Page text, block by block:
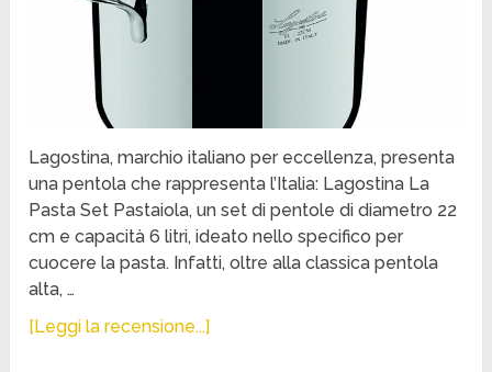
Lagostina, marchio italiano per eccellenza, presenta
una pentola che rappresenta l’Italia: Lagostina La
Pasta Set Pastaiola, un set di pentole di diametro 22
cm e capacità 6 litri, ideato nello specifico per
cuocere la pasta. Infatti, oltre alla classica pentola
alta, …
[Leggi la recensione...]